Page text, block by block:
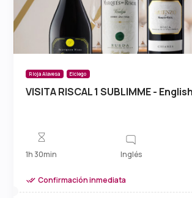
Rioja Alavesa Elciego
VISITA RISCAL 1 SUBLIMME - English
1h 30min Inglés
Confirmación inmediata